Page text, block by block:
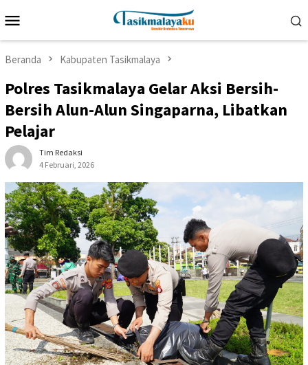
ke
Mobile
Beranda Kabupaten Tasikmalaya
Polres Tasikmalaya Gelar Aksi Bersih-
Bersih Alun-Alun Singaparna, Libatkan
Pelajar
Tim Redaksi
4 Februari, 2026